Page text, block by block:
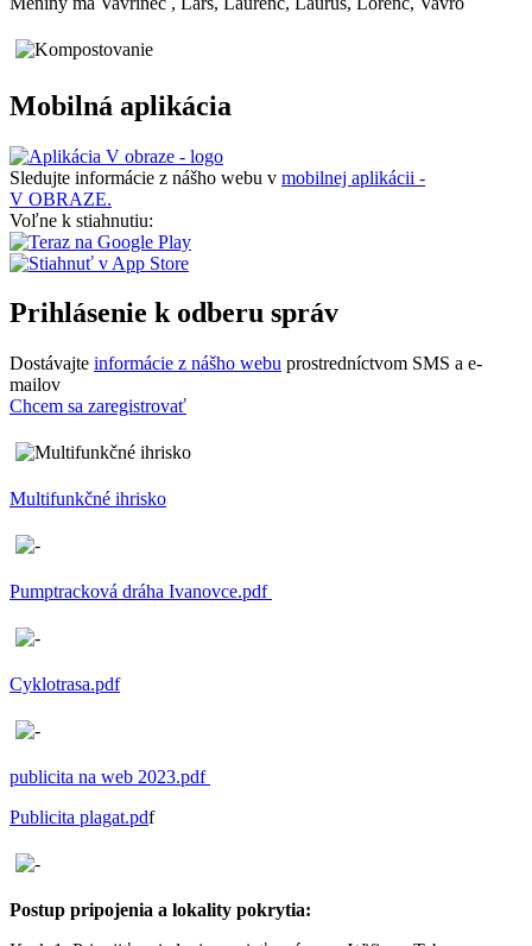
Mobilná aplikácia
Sledujte informácie z nášho webu v mobilnej aplikácii -
V OBRAZE.
Voľne k stiahnutiu:
Prihlásenie k odberu správ
Dostávajte informácie z nášho webu prostredníctvom SMS a e-
mailov
Chcem sa zaregistrovať
Multifunkčné ihrisko
Pumptracková dráha Ivanovce.pdf
Cyklotrasa.pdf
publicita na web 2023.pdf
Publicita plagat.pdf
Postup pripojenia a lokality pokrytia: